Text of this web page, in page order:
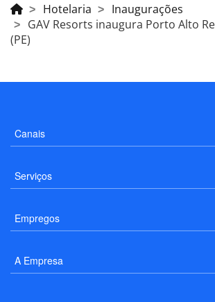
Hotelaria
Inaugurações
GAV Resorts inaugura Porto Alto
(PE)
Canais
Serviços
Empregos
A Empresa